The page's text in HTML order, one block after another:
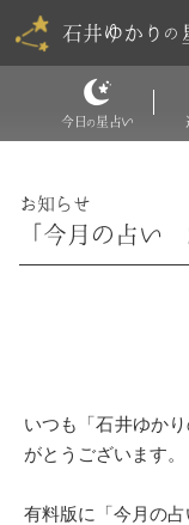
石井ゆかり の
今日の 星占い
お知らせ
「今月の占い
いつも「石井ゆか
がとうございます。
有料版に「今月の占